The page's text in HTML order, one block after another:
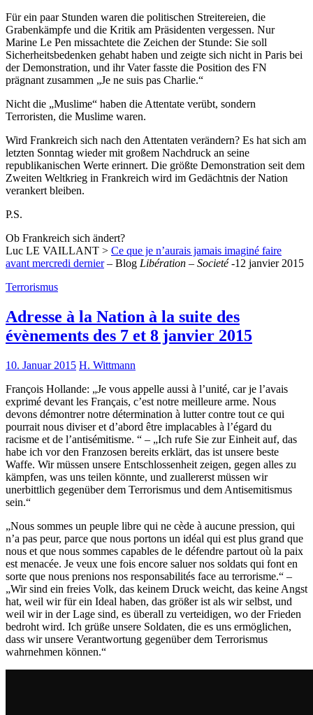
Für ein paar Stunden waren die politischen Streitereien, die
Grabenkämpfe und die Kritik am Präsidenten vergessen. Nur
Marine Le Pen missachtete die Zeichen der Stunde: Sie soll
Sicherheitsbedenken gehabt haben und zeigte sich nicht in Paris bei
der Demonstration, und ihr Vater fasste die Position des FN
prägnant zusammen „Je ne suis pas Charlie.“
Nicht die „Muslime“ haben die Attentate verübt, sondern
Terroristen, die Muslime waren.
Wird Frankreich sich nach den Attentaten verändern? Es hat sich am
letzten Sonntag wieder mit großem Nachdruck an seine
republikanischen Werte erinnert. Die größte Demonstration seit dem
Zweiten Weltkrieg in Frankreich wird im Gedächtnis der Nation
verankert bleiben.
P.S.
Ob Frankreich sich ändert?
Luc LE VAILLANT > Ce que je n’aurais jamais imaginé faire
avant mercredi dernier– Blog Libération – Societé-12 janvier 2015
Terrorismus
Adresse à la Nation à la suite des
évènements des 7 et 8 janvier 2015
10. Januar 2015 H. Wittmann
François Hollande: „Je vous appelle aussi à l’unité, car je l’avais
exprimé devant les Français, c’est notre meilleure arme. Nous
devons démontrer notre détermination à lutter contre tout ce qui
pourrait nous diviser et d’abord être implacables à l’égard du
racisme et de l’antisémitisme. “ – „Ich rufe Sie zur Einheit auf, das
habe ich vor den Franzosen bereits erklärt, das ist unsere beste
Waffe. Wir müssen unsere Entschlossenheit zeigen, gegen alles zu
kämpfen, was uns teilen könnte, und zuallererst müssen wir
unerbittlich gegenüber dem Terrorismus und dem Antisemitismus
sein.“
„Nous sommes un peuple libre qui ne cède à aucune pression, qui
n’a pas peur, parce que nous portons un idéal qui est plus grand que
nous et que nous sommes capables de le défendre partout où la paix
est menacée. Je veux une fois encore saluer nos soldats qui font en
sorte que nous prenions nos responsabilités face au terrorisme.“ –
„Wir sind ein freies Volk, das keinem Druck weicht, das keine Angst
hat, weil wir für ein Ideal haben, das größer ist als wir selbst, und
weil wir in der Lage sind, es überall zu verteidigen, wo der Frieden
bedroht wird. Ich grüße unsere Soldaten, die es uns ermöglichen,
dass wir unsere Verantwortung gegenüber dem Terrorismus
wahrnehmen können.“